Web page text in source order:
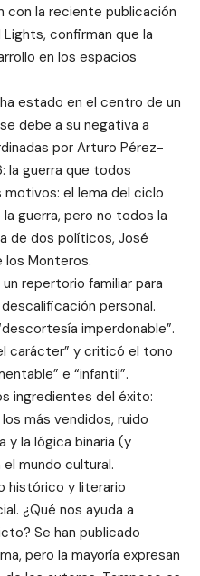
con la reciente publicación
confirman que la
en los espacios
estado en el centro de un
debe a su negativa a
por Arturo Pérez-
la guerra que todos
el lema del ciclo
guerra, pero no todos la
de dos políticos, José
los Monteros.
repertorio familiar para
personal.
imperdonable”.
carácter” y criticó el tono
e “infantil”.
ingredientes del éxito:
más vendidos, ruido
y la lógica binaria (y
mundo cultural.
histórico y literario
¿Qué nos ayuda a
Se han publicado
pero la mayoría expresan